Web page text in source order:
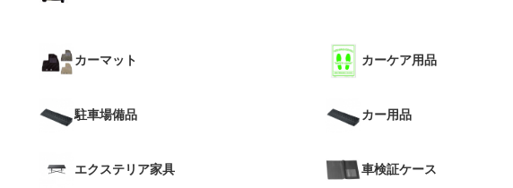
カーマット
駐車場備品
エクステリア家具
カーケア用品
カー用品
車検証ケース